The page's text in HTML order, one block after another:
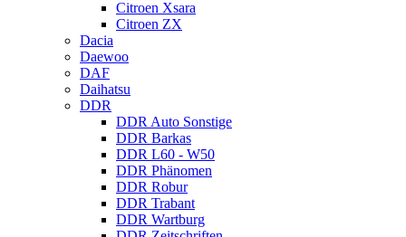
Citroen Xsara
Citroen ZX
Dacia
Daewoo
DAF
Daihatsu
DDR
DDR Auto Sonstige
DDR Barkas
DDR L60 - W50
DDR Phänomen
DDR Robur
DDR Trabant
DDR Wartburg